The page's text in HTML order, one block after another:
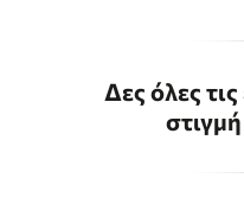
Δες όλες